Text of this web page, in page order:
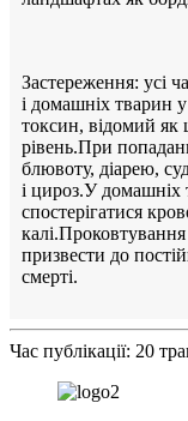
Застереження: усі
і домашніх тварин
токсин, відомий як
рівень.При
блювоту, діарею,
і цироз.У домашніх
спостерігатися
призвести до
смерті.
Час публікації: 20